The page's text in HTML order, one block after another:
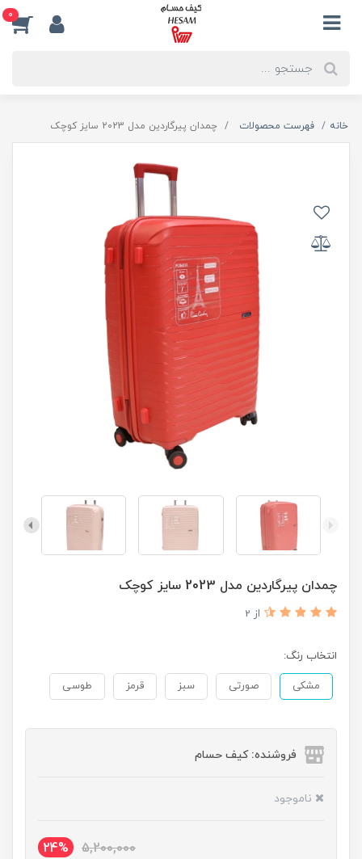
0
خانه فهرست محصولات چمدان پیرگاردین مدل 2023 سایز کوچک
چمدان پیرگاردین مدل 2023 سایز کوچک
از 2
انتخاب رنگ:
مشکی صورتی سبز قرمز طوسی
فروشنده: کیف حسام
ناموجود
5,200,000
24%